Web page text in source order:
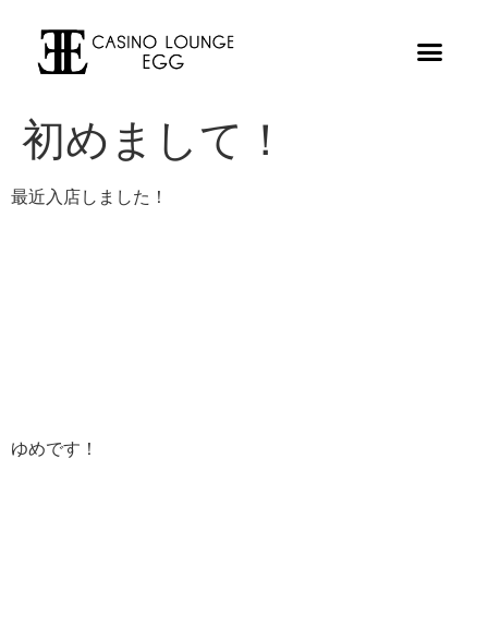
初めまして！
最近入店しました！
ゆめです！